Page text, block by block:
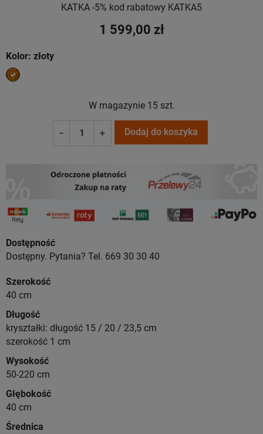
KATKA -5% kod rabatowy KATKA5
1 599,00 zł
Kolor: złoty
złoty
W magazynie 15 szt.
− + Dodaj do koszyka
Dostępność
Dostępny. Pytania? Tel. 669 30 30 40
Szerokość
40 cm
Długość
kryształki: długość 15 / 20 / 23,5 cm
szerokość 1 cm
Wysokość
50-220 cm
Głębokość
40 cm
Średnica